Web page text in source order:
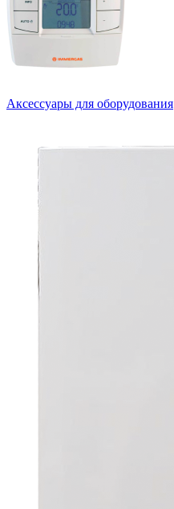
Аксессуары для оборудования